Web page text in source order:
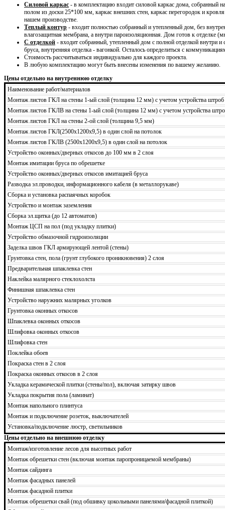
Силовой каркас - в комплектацию входит силовой каркас дома, собранный
полом из доски 25*100 мм, каркас внешних стен, каркас перегородок и
нашем производстве.
Теплый контур - входит полностью собранный и утепленный дом, без
влагозащитная мембрана, а внутри пароизоляционная. Дом готов к отделке
С отделкой - входит собранный, утепленный дом с полной отделкой внутри
бруса, внутренняя отделка - вагонкой. Осталось определиться с
Стоимость рассчитываться индивидуально для каждого проекта.
В любую комплектацию могут быть внесены изменения по вашему желанию.
Цены отдельно на внутреннюю отделку
Наименование работ/материалов
Монтаж листов ГКЛ на стены 1-ый слой (толщина 12 мм) с учетом устройства штроб
Монтаж листов ГКЛВ на стены 1-ый слой (толщина 12 мм) с учетом устройства
Монтаж листов ГКЛ на стены 2-ой слой (толщина 9,5 мм)
Монтаж листов ГКЛ(2500х1200х9,5) в один слой на потолок
Монтаж листов ГКЛВ (2500х1200х9,5) в один слой на потолок
Устройство оконных/дверных откосов до 100 мм в 2 слоя
Монтаж имитации бруса по обрешетке
Устройство оконных/дверных откосов имитацией бруса
Разводка эл.проводки, информационного кабеля (в металлорукаве)
Сборка и установка распаячных коробок
Устройство и монтаж заземления
Сборка эл.щитка (до 12 автоматов)
Монтаж ЦСП на пол (под укладку плитки)
Устройство обмазочной гидроизоляции
Заделка швов ГКЛ армирующей лентой (стены)
Грунтовка стен, пола (грунт глубокого проникновения) 2 слоя
Предварительная шпаклевка стен
Наклейка малярного стеклохолста
Финишная шпаклевка стен
Устройство наружних малярных уголков
Грунтовка оконных откосов
Шпаклевка оконных откосов
Шлифовка оконных откосов
Шлифовка стен
Поклейка обоев
Покраска стен в 2 слоя
Покраска оконных откосов в 2 слоя
Укладка керамической плитки (стены/пол), включая затирку швов
Укладка покрытия пола (ламинат)
Монтаж напольного плинтуса
Монтаж и подключение розеток, выключателей
Установка/подключение люстр, светильников
Цены отдельно на внешнюю отделку
Монтаж/изготовление лесов для высотных работ
Монтаж обрешетки стен (включая монтаж паропроницаемой мембраны)
Монтаж сайдинга
Монтаж фасадных панелей
Монтаж фасадной плитки
Монтаж обрешетки свай (под обшивку цокольными панелями/фасадной плиткой)